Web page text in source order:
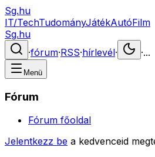
Sg.hu
IT/TechTudományJátékAutóFilm
Sg.hu
·fórum·RSS·hírlevél· ·...
Menü
Fórum
Fórum főoldal
Jelentkezz be a kedvenceid